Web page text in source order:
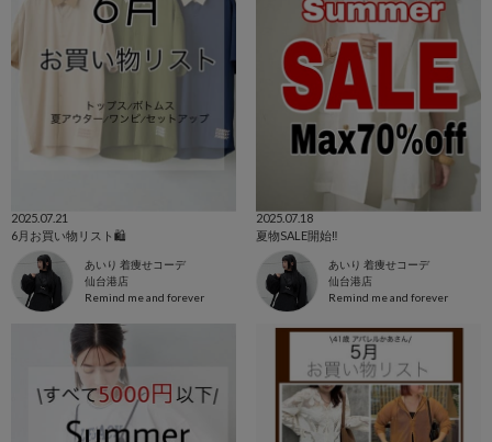
2025.07.21
6月お買い物リスト🛍
あいり 着痩せコーデ
仙台港店
Remind me and forever
2025.07.18
夏物SALE開始‼️
あいり 着痩せコーデ
仙台港店
Remind me and forever